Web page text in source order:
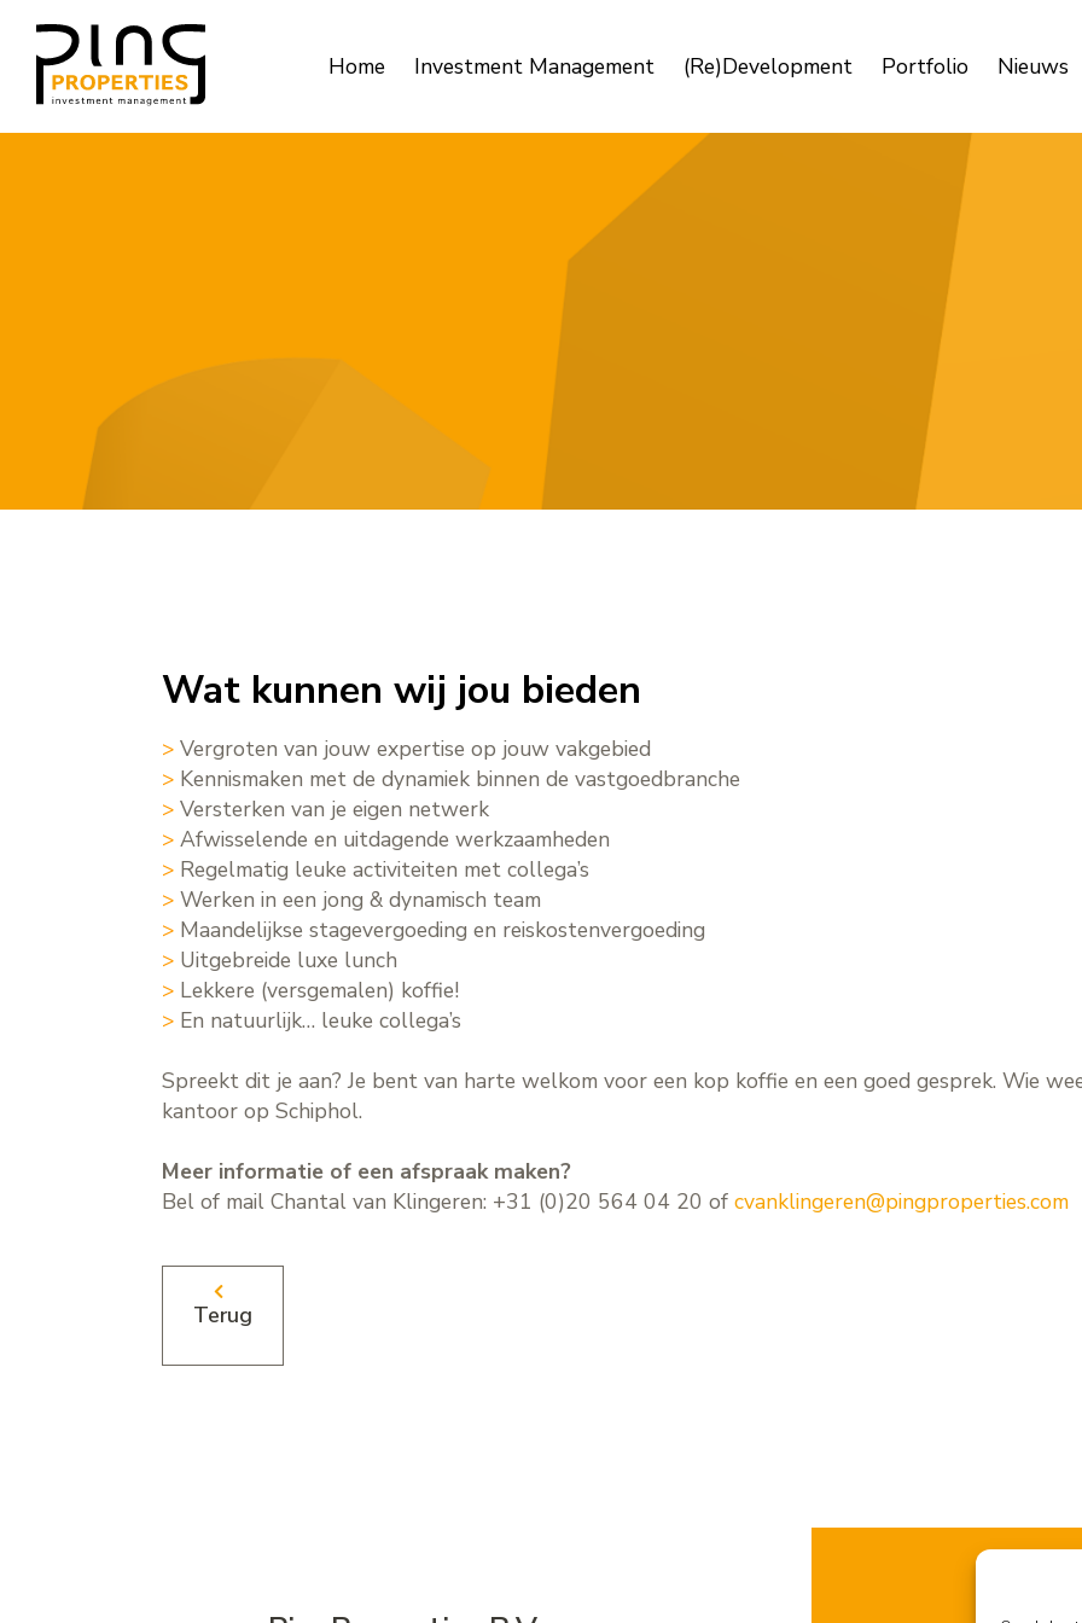
Home Investment Management (Re)Development Portfolio Nieuws
Wat kunnen wij jou bieden
> Vergroten van jouw expertise op jouw vakgebied
> Kennismaken met de dynamiek binnen de vastgoedbranche
> Versterken van je eigen netwerk
> Afwisselende en uitdagende werkzaamheden
> Regelmatig leuke activiteiten met collega’s
> Werken in een jong & dynamisch team
> Maandelijkse stagevergoeding en reiskostenvergoeding
> Uitgebreide luxe lunch
> Lekkere (versgemalen) koffie!
> En natuurlijk… leuke collega’s
Spreekt dit je aan? Je bent van harte welkom voor een kop koffie en een goed gesprek. Wie
kantoor op Schiphol.
Meer informatie of een afspraak maken?
Bel of mail Chantal van Klingeren: +31 (0)20 564 04 20 ofcvanklingeren@pingproperties.com
Terug